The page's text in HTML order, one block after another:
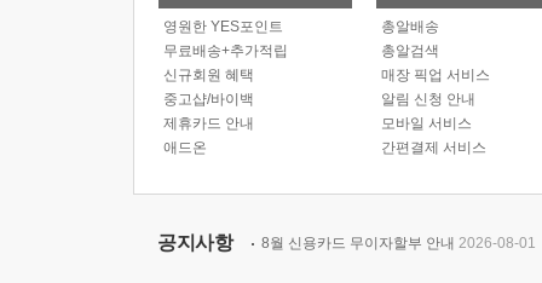
영원한 YES포인트
무료배송+추가적립
신규회원 혜택
중고샵/바이백
제휴카드 안내
애드온
총알배송
총알검색
매장 픽업 서비스
알림 신청 안내
모바일 서비스
간편결제 서비스
공지사항 8월 신용카드 무이자할부 안내 2026-08-01